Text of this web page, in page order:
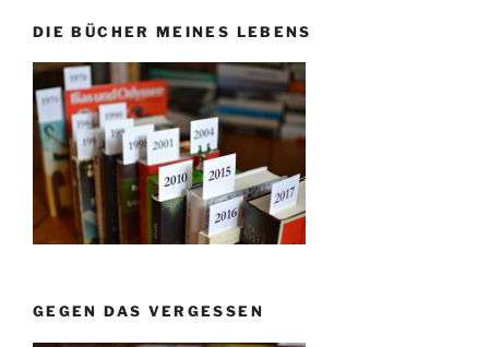
DIE BÜCHER MEINES LEBENS
GEGEN DAS VERGESSEN